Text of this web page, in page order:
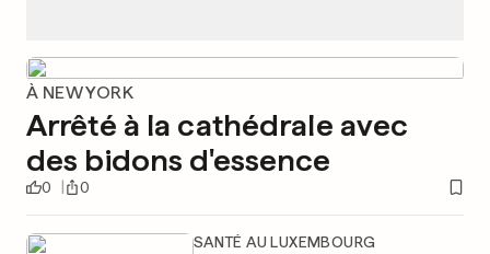
À NEW YORK
Arrêté à la cathédrale avec
des bidons d'essence
0 0
SANTÉ AU LUXEMBOURG